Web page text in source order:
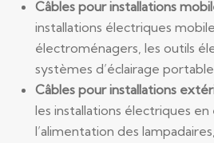
Câbles pour installations
installations électriques
électroménagers, les outils
systèmes d’éclairage
Câbles pour installations
les installations électriques
l’alimentation des